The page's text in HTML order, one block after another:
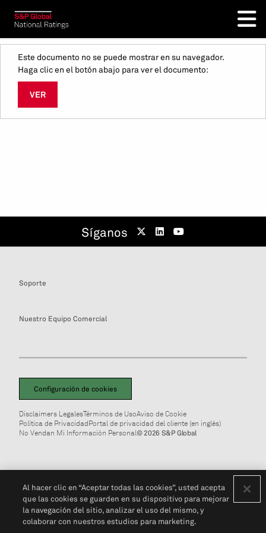
Este documento no se puede mostrar en su navegador.
Haga clic en el botón abajo para ver el documento:
VER
Síganos
Soporte
Nuestro Equipo Comercial
Configuración de cookies
Disclaimers LegalesTérminos de UsoAviso de Cookie
Política de PrivacidadPortal de privacidad del cliente (en inglés)
No Vendan Mi Información Personal© 2026 S&P Global
Al hacer clic en “Aceptar todas las cookies”, usted acepta
que las cookies se guarden en su dispositivo para mejorar
la navegación del sitio, analizar el uso del mismo, y
colaborar con nuestros estudios para marketing.